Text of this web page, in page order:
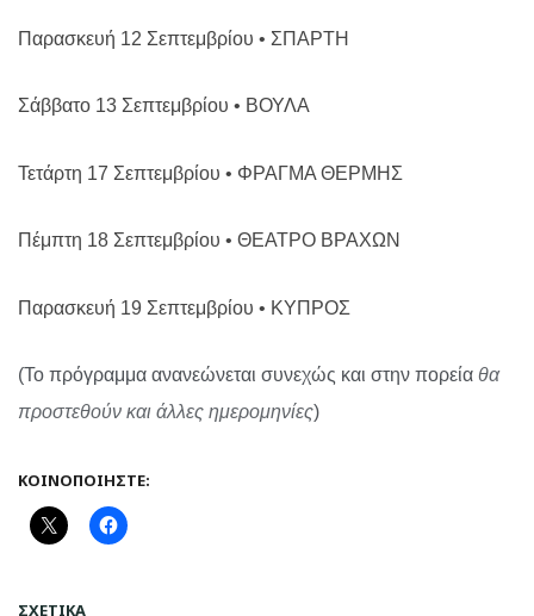
Παρασκευή 12 Σεπτεμβρίου • ΣΠΑΡΤΗ
Σάββατο 13 Σεπτεμβρίου • ΒΟΥΛΑ
Τετάρτη 17 Σεπτεμβρίου • ΦΡΑΓΜΑ ΘΕΡΜΗΣ
Πέμπτη 18 Σεπτεμβρίου • ΘΕΑΤΡΟ ΒΡΑΧΩΝ
Παρασκευή 19 Σεπτεμβρίου • ΚΥΠΡΟΣ
(Το πρόγραμμα ανανεώνεται συνεχώς και στην πορεία θα
προστεθούν και άλλες ημερομηνίες)
ΚΟΙΝΟΠΟΙΉΣΤΕ:
ΣΧΕΤΙΚΆ